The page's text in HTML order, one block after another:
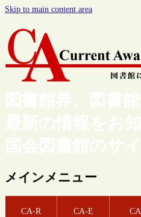
Skip to main content area
図書館界、図書
最新の情報をお
国会図書館のサ
メインメニュー
CA-R CA-E CA